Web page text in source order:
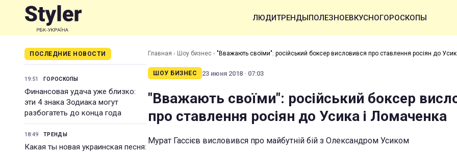
ЛЮДИТРЕНДЫПОЛЕЗНОЕВКУСНОГОРОСКОПЫ
ПОСЛЕДНИЕ НОВОСТИ
19:51 ГОРОСКОПЫ
Финансовая удача уже близко:
эти 4 знака Зодиака могут
разбогатеть до конца года
18:49 ТРЕНДЫ
Какая ты новая украинская песня:
Главная › Шоу бизнес › "Вважають своїми": російський боксер висловився про ставлення росіян до
ШОУ БИЗНЕС 23 июня 2018 · 07:03
"Вважають своїми": російський боксер
про ставлення росіян до Усика і Ломаченка
Мурат Гассієв висловився про майбутній бій з Олександром Усиком